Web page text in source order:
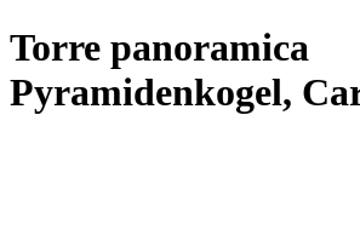
Torre panoramica
Pyramidenkogel,